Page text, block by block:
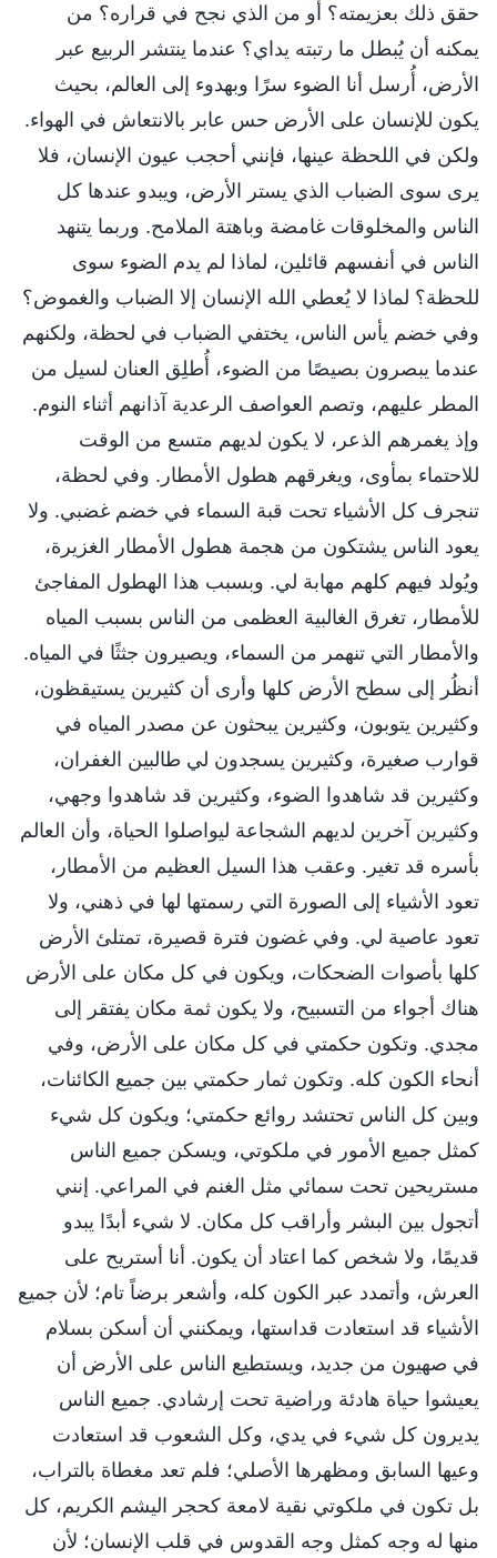
حقق ذلك بعزيمته؟ أو من الذي نجح في قراره؟ من
يمكنه أن يُبطل ما رتبته يداي؟ عندما ينتشر الربيع عبر
الأرض، أُرسل أنا الضوء سرًا وبهدوء إلى العالم، بحيث
يكون للإنسان على الأرض حس عابر بالانتعاش في الهواء.
ولكن في اللحظة عينها، فإنني أحجب عيون الإنسان، فلا
يرى سوى الضباب الذي يستر الأرض، ويبدو عندها كل
الناس والمخلوقات غامضة وباهتة الملامح. وربما يتنهد
الناس في أنفسهم قائلين، لماذا لم يدم الضوء سوى
للحظة؟ لماذا لا يُعطي الله الإنسان إلا الضباب والغموض؟
وفي خضم يأس الناس، يختفي الضباب في لحظة، ولكنهم
عندما يبصرون بصيصًا من الضوء، أُطلِق العنان لسيل من
المطر عليهم، وتصم العواصف الرعدية آذانهم أثناء النوم.
وإذ يغمرهم الذعر، لا يكون لديهم متسع من الوقت
للاحتماء بمأوى، ويغرقهم هطول الأمطار. وفي لحظة،
تنجرف كل الأشياء تحت قبة السماء في خضم غضبي. ولا
يعود الناس يشتكون من هجمة هطول الأمطار الغزيرة،
ويُولد فيهم كلهم مهابة لي. وبسبب هذا الهطول المفاجئ
للأمطار، تغرق الغالبية العظمى من الناس بسبب المياه
والأمطار التي تنهمر من السماء، ويصيرون جثثًا في المياه.
أنظُر إلى سطح الأرض كلها وأرى أن كثيرين يستيقظون،
وكثيرين يتوبون، وكثيرين يبحثون عن مصدر المياه في
قوارب صغيرة، وكثيرين يسجدون لي طالبين الغفران،
وكثيرين قد شاهدوا الضوء، وكثيرين قد شاهدوا وجهي،
وكثيرين آخرين لديهم الشجاعة ليواصلوا الحياة، وأن العالم
بأسره قد تغير. وعقب هذا السيل العظيم من الأمطار،
تعود الأشياء إلى الصورة التي رسمتها لها في ذهني، ولا
تعود عاصية لي. وفي غضون فترة قصيرة، تمتلئ الأرض
كلها بأصوات الضحكات، ويكون في كل مكان على الأرض
هناك أجواء من التسبيح، ولا يكون ثمة مكان يفتقر إلى
مجدي. وتكون حكمتي في كل مكان على الأرض، وفي
أنحاء الكون كله. وتكون ثمار حكمتي بين جميع الكائنات،
وبين كل الناس تحتشد روائع حكمتي؛ ويكون كل شيء
كمثل جميع الأمور في ملكوتي، ويسكن جميع الناس
مستريحين تحت سمائي مثل الغنم في المراعي. إنني
أتجول بين البشر وأراقب كل مكان. لا شيء أبدًا يبدو
قديمًا، ولا شخص كما اعتاد أن يكون. أنا أستريح على
العرش، وأتمدد عبر الكون كله، وأشعر برضاً تام؛ لأن جميع
الأشياء قد استعادت قداستها، ويمكنني أن أسكن بسلام
في صهيون من جديد، ويستطيع الناس على الأرض أن
يعيشوا حياة هادئة وراضية تحت إرشادي. جميع الناس
يديرون كل شيء في يدي، وكل الشعوب قد استعادت
وعيها السابق ومظهرها الأصلي؛ فلم تعد مغطاة بالتراب،
بل تكون في ملكوتي نقية لامعة كحجر اليشم الكريم، كل
منها له وجه كمثل وجه القدوس في قلب الإنسان؛ لأن